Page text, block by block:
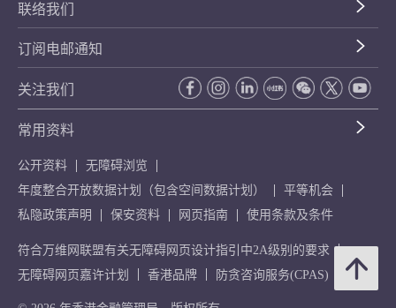
联络我们
订阅电邮通知
关注我们
常用资料
公开资料
无障碍浏览
年度整合开放数据计划（包含空间数据计划）
平等机会
私隐政策声明
保安资料 网页指南 使用条款及条件
符合万维网联盟有关无障碍网页设计指引中2A级别的要求
无障碍网页嘉许计划
香港品牌 防贪咨询服务(CPAS)